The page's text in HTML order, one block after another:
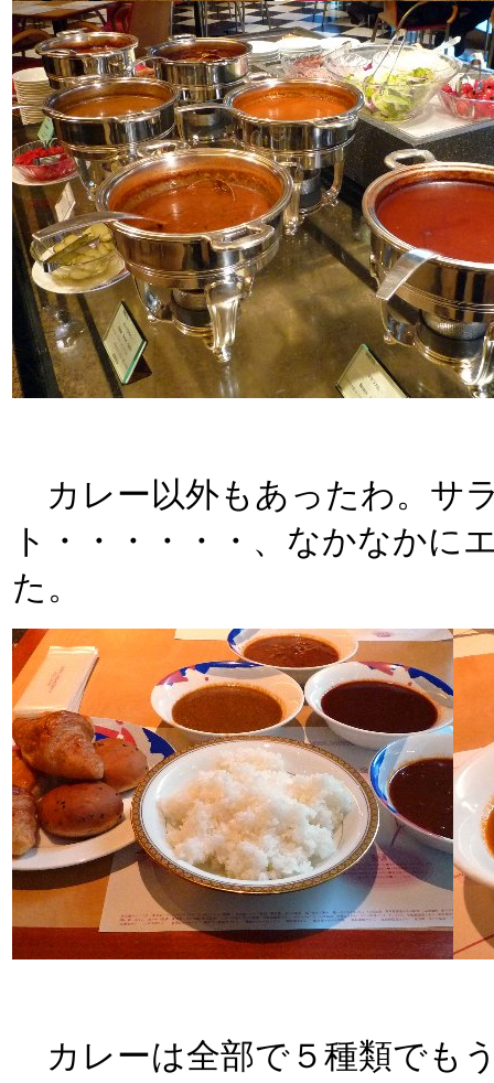
カレー以外もあったわ。サ
ト・・・・・・、なかなかに
た。
カレーは全部で５種類でも